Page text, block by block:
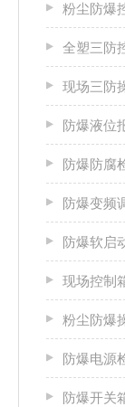
粉尘防爆
全塑三防
现场三防
防爆液位
防爆防腐
防爆变频
防爆软启
现场控制
粉尘防爆
防爆电源
防爆开关